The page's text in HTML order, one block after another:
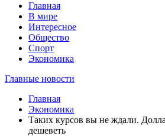
Главная
В мире
Интересное
Общество
Спорт
Экономика
Главные новости
Главная
Экономика
Таких курсов вы не ждали.
дешеветь